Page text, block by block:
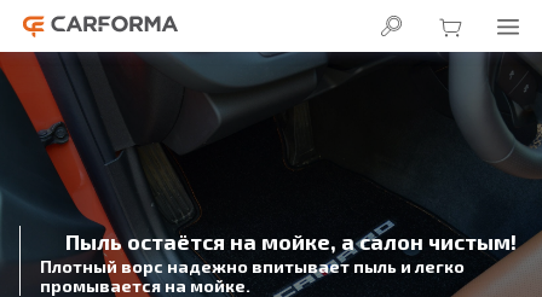
Пыль остаётся на мойке, а салон чистым!
Плотный ворс надежно впитывает пыль и легко
промывается на мойке.